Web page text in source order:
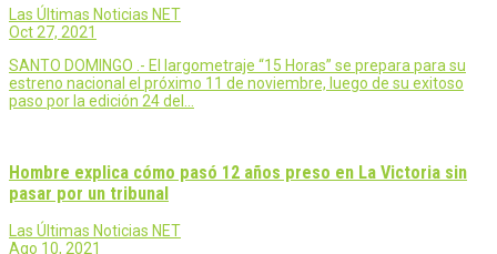
Las Últimas Noticias NET
Oct 27, 2021
SANTO DOMINGO .- El largometraje “15 Horas” se prepara para su
estreno nacional el próximo 11 de noviembre, luego de su exitoso
paso por la edición 24 del…
Hombre explica cómo pasó 12 años preso en La Victoria sin
pasar por un tribunal
Las Últimas Noticias NET
Ago 10, 2021